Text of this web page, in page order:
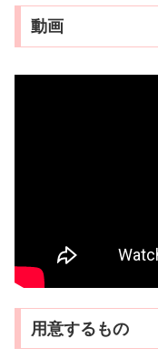
動画
用意するもの